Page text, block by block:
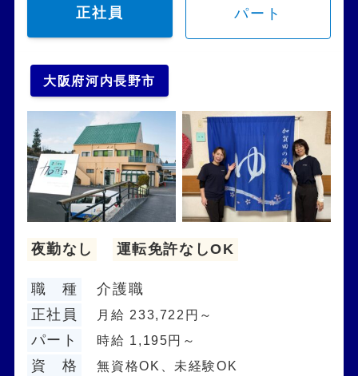
正社員 パート
大阪府河内長野市
夜勤なし 運転免許なしOK
職 種
介護職
正社員
月給 233,722円～
パート 時給 1,195円～
資 格 無資格OK、未経験OK